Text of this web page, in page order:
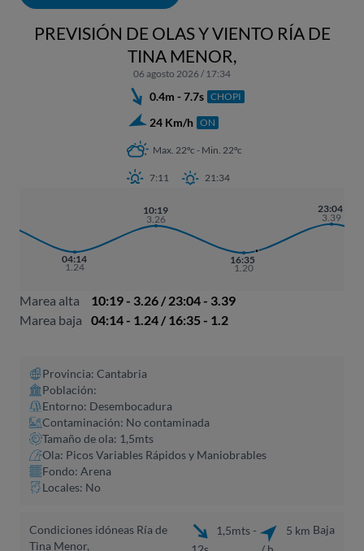
PREVISIÓN DE OLAS Y VIENTO RÍA DE
TINA MENOR,
06 agosto 2026 / 17:34
0.4m - 7.7s CHOPI
24 Km/h ON
Max. 22ºc - Min. 22ºc
7:11 21:34
04:14
1.24
10:19
3.26
16:35
1.20
23:04
3.39
Marea alta
10:19 - 3.26 / 23:04 - 3.39
Marea baja
04:14 - 1.24 / 16:35 - 1.2
Provincia: Cantabria
Población:
Entorno: Desembocadura
Contaminación: No contaminada
Tamaño de ola: 1,5mts
Ola: Picos Variables Rápidos y Maniobrables
Fondo: Arena
Locales: No
Condiciones idóneas Ría de
Tina Menor,
1,5mts -
5 km Baja